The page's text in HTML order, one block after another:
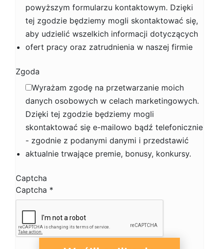
powyższym formularzu kontaktowym. Dzięki
tej zgodzie będziemy mogli skontaktować się,
aby udzielić wszelkich informacji dotyczących
ofert pracy oraz zatrudnienia w naszej firmie
Zgoda
Wyrażam zgodę na przetwarzanie moich
danych osobowych w celach marketingowych.
Dzięki tej zgodzie będziemy mogli
skontaktować się e-mailowo bądź telefonicznie
- zgodnie z podanymi danymi i przedstawić
aktualnie trwające premie, bonusy, konkursy.
Captcha
Captcha *